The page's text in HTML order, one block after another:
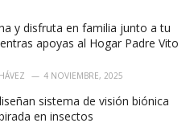
y disfruta en familia junto a tu
apoyas al Hogar Padre Vito
4 NOVIEMBRE, 2025
sistema de visión biónica
en insectos